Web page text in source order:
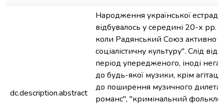
dc.description.abstract
Народження української
відбувалось у середині 20-х рр.
коли Радянський Союз активно
соціалістичну культуру". Слід
період упередженого, іноді
до будь-якої музики, крім
до поширення музичного
романс", "кримінальний